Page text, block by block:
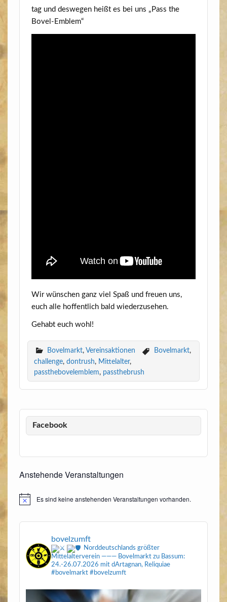
tag und des­we­gen heißt es bei uns „Pass the
Bovel-Emblem“
Wir wün­schen ganz viel Spaß und freu­en uns,
euch alle hof­fent­lich bald wiederzusehen.
Gehabt euch wohl!
Bovelmarkt, Vereinsaktionen Bovelmarkt,
challenge, dontrush, Mittelalter,
passthebovelemblem, passthebrush
Facebook
Anstehende Veranstaltungen
HinweisEs sind keine anstehenden Veranstaltungen vorhanden.
bovelzumft
Norddeutschlands größter
Mittelalterverein ——— Bovelmarkt zu Bassum:
24.-26.07.2026 mit dArtagnan, Reliquiae
#bovelmarkt #bovelzumft